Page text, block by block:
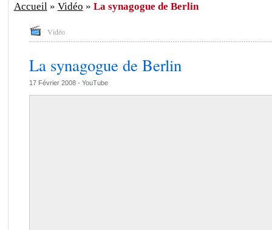
Accueil» Vidéo » La synagogue de Berlin
Vidéo
La synagogue de Berlin
17 Février 2008 - YouTube